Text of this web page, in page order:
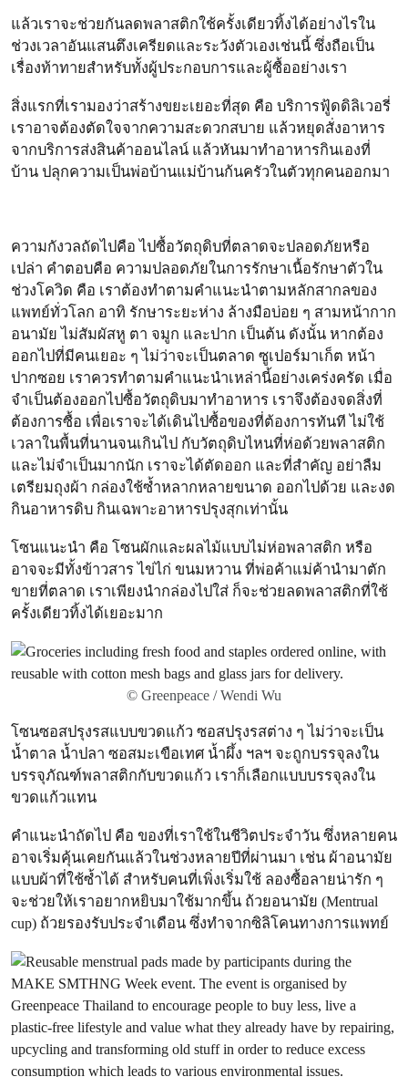
แล้วเราจะช่วยกันลดพลาสติกใช้ครั้งเดียวทิ้งได้อย่างไรใน
ช่วงเวลาอันแสนตึงเครียดและระวังตัวเองเช่นนี้ ซึ่งถือเป็น
เรื่องท้าทายสำหรับทั้งผู้ประกอบการและผู้ซื้ออย่างเรา
สิ่งแรกที่เรามองว่าสร้างขยะเยอะที่สุด คือ บริการฟู้ดดิลิเวอรี่
เราอาจต้องตัดใจจากความสะดวกสบาย แล้วหยุดสั่งอาหาร
จากบริการส่งสินค้าออนไลน์ แล้วหันมาทำอาหารกินเองที่
บ้าน ปลุกความเป็นพ่อบ้านแม่บ้านก้นครัวในตัวทุกคนออกมา
ความกังวลถัดไปคือ ไปซื้อวัตถุดิบที่ตลาดจะปลอดภัยหรือ
เปล่า คำตอบคือ ความปลอดภัยในการรักษาเนื้อรักษาตัวใน
ช่วงโควิด คือ เราต้องทำตามคำแนะนำตามหลักสากลของ
แพทย์ทั่วโลก อาทิ รักษาระยะห่าง ล้างมือบ่อย ๆ สามหน้ากาก
อนามัย ไม่สัมผัสหู ตา จมูก และปาก เป็นต้น ดังนั้น หากต้อง
ออกไปที่มีคนเยอะ ๆ ไม่ว่าจะเป็นตลาด ซูเปอร์มาเก็ต หน้า
ปากซอย เราควรทำตามคำแนะนำเหล่านี้อย่างเคร่งครัด เมื่อ
จำเป็นต้องออกไปซื้อวัตถุดิบมาทำอาหาร เราจึงต้องจดสิ่งที่
ต้องการซื้อ เพื่อเราจะได้เดินไปซื้อของที่ต้องการทันที ไม่ใช้
เวลาในพื้นที่นานจนเกินไป กับวัตถุดิบไหนที่ห่อด้วยพลาสติก
และไม่จำเป็นมากนัก เราจะได้ตัดออก และที่สำคัญ อย่าลืม
เตรียมถุงผ้า กล่องใช้ซ้ำหลากหลายขนาด ออกไปด้วย และงด
กินอาหารดิบ กินเฉพาะอาหารปรุงสุกเท่านั้น
โซนแนะนำ คือ โซนผักและผลไม้แบบไม่ห่อพลาสติก หรือ
อาจจะมีทั้งข้าวสาร ไข่ไก่ ขนมหวาน ที่พ่อค้าแม่ค้านำมาตัก
ขายที่ตลาด เราเพียงนำกล่องไปใส่ ก็จะช่วยลดพลาสติกที่ใช้
ครั้งเดียวทิ้งได้เยอะมาก
© Greenpeace / Wendi Wu
โซนซอสปรุงรสแบบขวดแก้ว ซอสปรุงรสต่าง ๆ ไม่ว่าจะเป็น
น้ำตาล น้ำปลา ซอสมะเขือเทศ น้ำผึ้ง ฯลฯ จะถูกบรรจุลงใน
บรรจุภัณฑ์พลาสติกกับขวดแก้ว เราก็เลือกแบบบรรจุลงใน
ขวดแก้วแทน
คำแนะนำถัดไป คือ ของที่เราใช้ในชีวิตประจำวัน ซึ่งหลายคน
อาจเริ่มคุ้นเคยกันแล้วในช่วงหลายปีที่ผ่านมา เช่น ผ้าอนามัย
แบบผ้าที่ใช้ซ้ำได้ สำหรับคนที่เพิ่งเริ่มใช้ ลองซื้อลายน่ารัก ๆ
จะช่วยให้เราอยากหยิบมาใช้มากขึ้น ถ้วยอนามัย (Mentrual
cup) ถ้วยรองรับประจำเดือน ซึ่งทำจากซิลิโคนทางการแพทย์